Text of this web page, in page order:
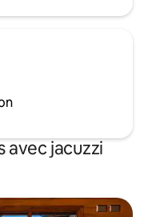
avec jacuzzi